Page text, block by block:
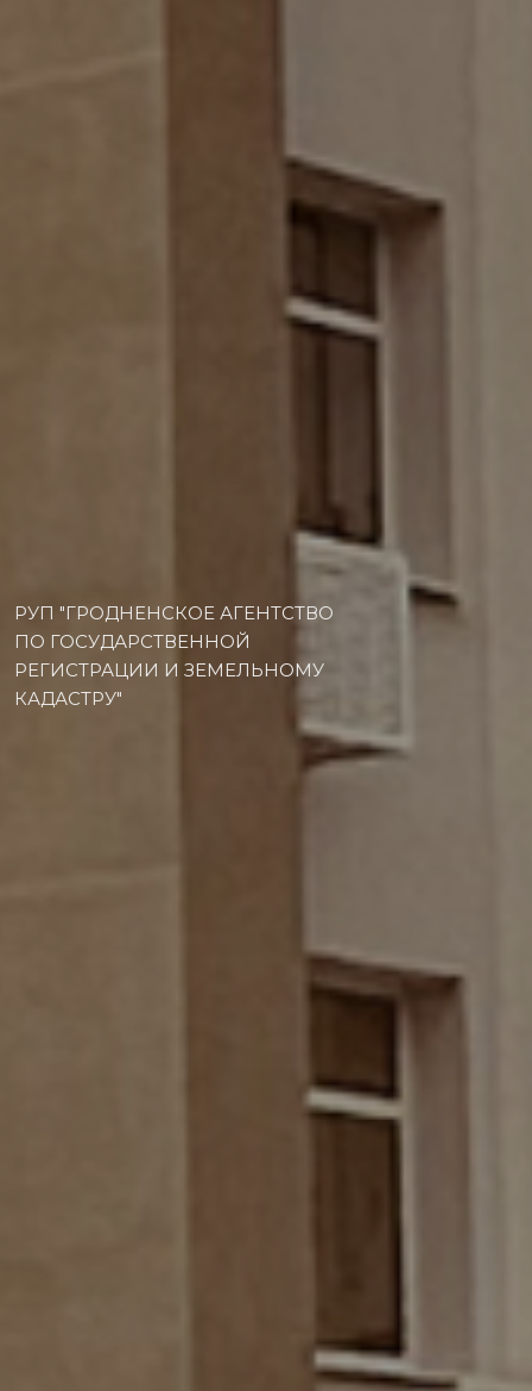
РУП "ГРОДНЕНСКОЕ АГЕНТСТВО
ПО ГОСУДАРСТВЕННОЙ
РЕГИСТРАЦИИ И ЗЕМЕЛЬНОМУ
КАДАСТРУ"